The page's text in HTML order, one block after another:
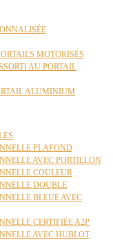
MOTORISÉS
AU PORTAIL
ALUMINIUM
PLAFOND
AVEC PORTILLON
COULEUR
DOUBLE
BLEUE AVEC
CERTIFIÉE A2P
AVEC HUBLOT